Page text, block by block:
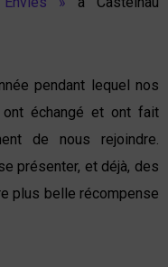
pendant lequel nos
échangé et ont fait
de nous rejoindre.
présenter, et déjà, des
plus belle récompense